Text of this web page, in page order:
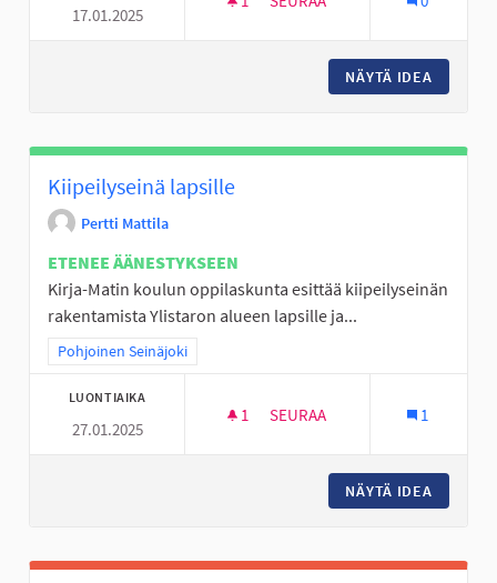
17.01.2025
NÄYTÄ IDEA
Kiipeilyseinä lapsille
Pertti Mattila
ETENEE ÄÄNESTYKSEEN
Kirja-Matin koulun oppilaskunta esittää kiipeilyseinän
rakentamista Ylistaron alueen lapsille ja...
Rajaa tulokset teeman mukaan: Pohjoinen Seinäjoki
Pohjoinen Seinäjoki
LUONTIAIKA
27.01.2025
1 1 SEURAAJA
SEURAA 1
NÄYTÄ IDEA